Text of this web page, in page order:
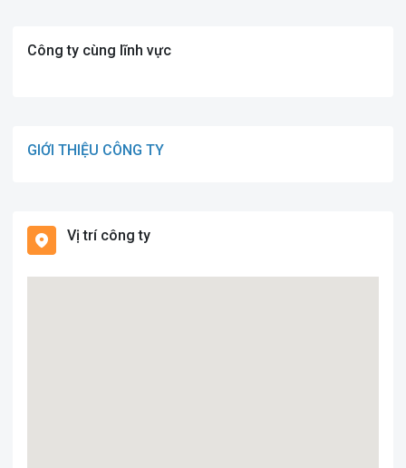
Công ty cùng lĩnh vực
GIỚI THIỆU CÔNG TY
Vị trí công ty